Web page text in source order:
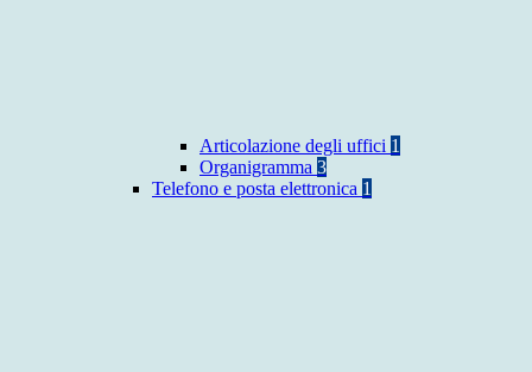
Articolazione degli uffici 1
Organigramma 3
Telefono e posta elettronica 1